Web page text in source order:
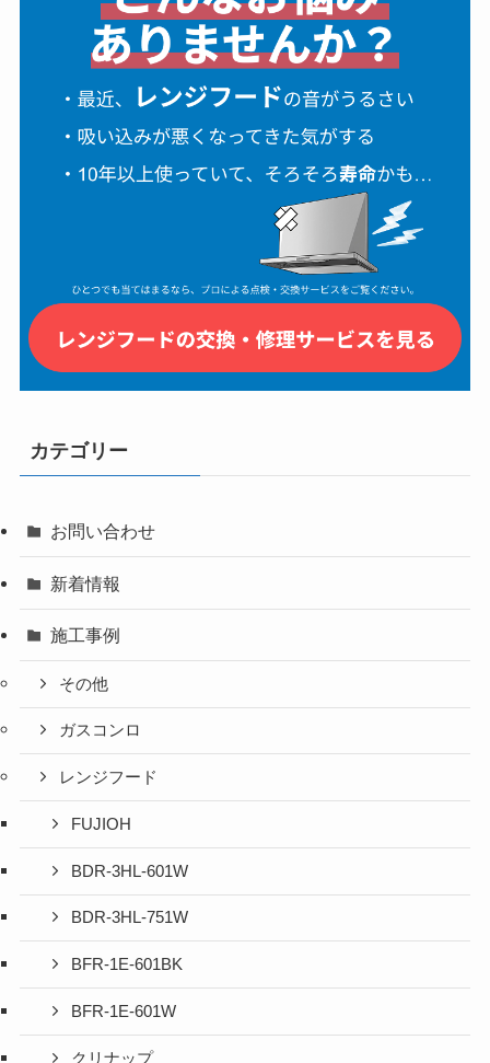
カテゴリー
お問い合わせ
新着情報
施工事例
その他
ガスコンロ
レンジフード
FUJIOH
BDR-3HL-601W
BDR-3HL-751W
BFR-1E-601BK
BFR-1E-601W
クリナップ